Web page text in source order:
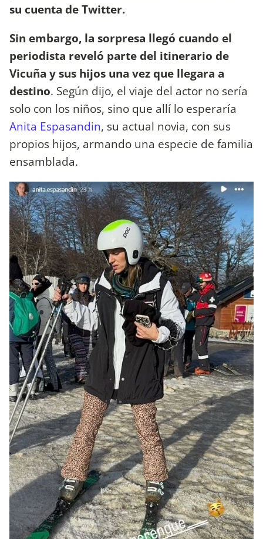
su cuenta de Twitter.
Sin embargo, la sorpresa llegó cuando el
periodista reveló parte del itinerario de
Vicuña y sus hijos una vez que llegara a
destino. Según dijo, el viaje del actor no sería
solo con los niños, sino que allí lo esperaría
Anita Espasandin, su actual novia, con sus
propios hijos, armando una especie de familia
ensamblada.